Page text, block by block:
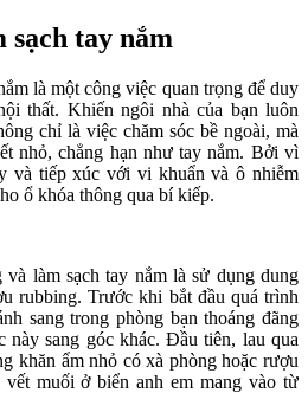
sạch tay nắm
là một công việc quan trọng để duy
thất. Khiến ngôi nhà của bạn luôn
chỉ là việc chăm sóc bề ngoài, mà
nhỏ, chẳng hạn như tay nắm. Bởi vì
và tiếp xúc với vi khuẩn và ô nhiễm
ổ khóa thông qua bí kiếp.
làm sạch tay nắm là sử dụng dung
rubbing. Trước khi bắt đầu quá trình
sang trong phòng bạn thoáng đãng
này sang góc khác. Đầu tiên, lau qua
khăn ẩm nhỏ có xà phòng hoặc rượu
muối ở biển anh em mang vào từ